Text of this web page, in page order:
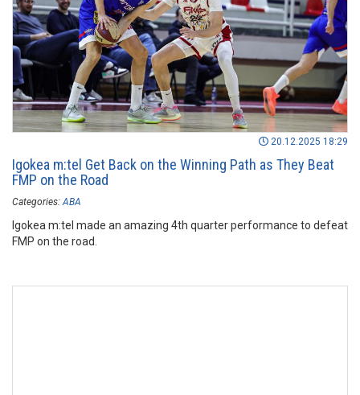
20.12.2025 18:29
Igokea m:tel Get Back on the Winning Path as They Beat
FMP on the Road
Categories: ABA
Igokea m:tel made an amazing 4th quarter performance to defeat
FMP on the road.